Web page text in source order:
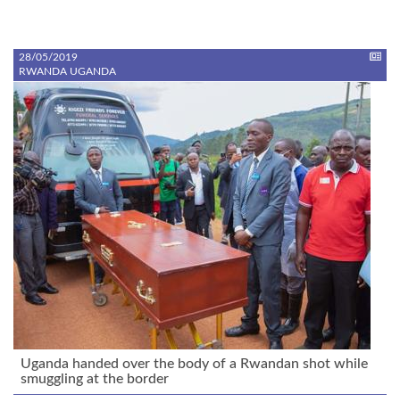
28/05/2019
RWANDA UGANDA
Uganda handed over the body of a Rwandan shot while
smuggling at the border